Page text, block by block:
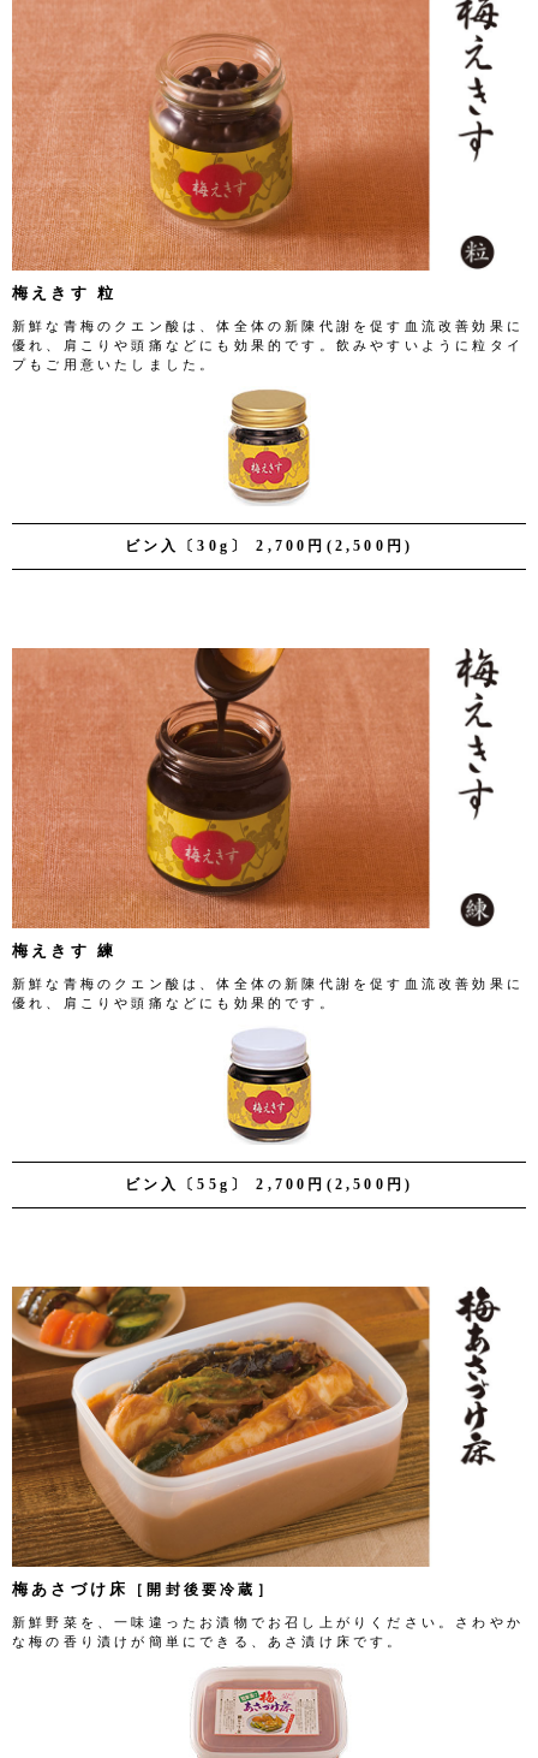
ビン入〔30g〕 2,700円(2,500円)
梅えきす 粒
新鮮な青梅のクエン酸は、体全体の新陳代謝を促す血流改善効果に
優れ、肩こりや頭痛などにも効果的です。飲みやすいように粒タイ
プもご用意いたしました。
ビン入〔55g〕 2,700円(2,500円)
梅えきす 練
新鮮な青梅のクエン酸は、体全体の新陳代謝を促す血流改善効果に
優れ、肩こりや頭痛などにも効果的です。
梅あさづけ床 ［開封後要冷蔵］
新鮮野菜を、一味違ったお漬物でお召し上がりください。さわやか
な梅の香り漬けが簡単にできる、あさ漬け床です。